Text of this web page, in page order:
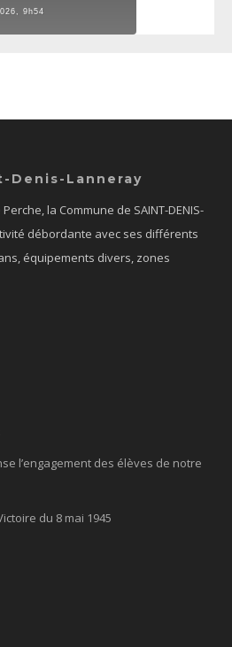
9h54
Denis-Lanneray
la Commune de SAINT-DENIS-
débordante avec ses différents
équipements divers, zones
l’engagement des élèves de notre
du 8 mai 1945